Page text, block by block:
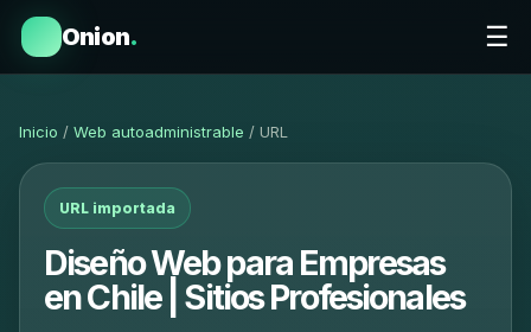
Onion. ☰
Inicio / Web autoadministrable / URL
URL importada
Diseño Web para Empresas
en Chile | Sitios Profesionales